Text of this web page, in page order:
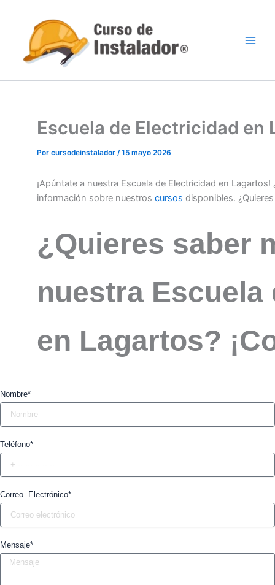
contenido
Escuela de Electricidad en
Por cursodeinstalador /15 mayo 2026
¡Apúntate a nuestra Escuela de Electricidad en
información sobre nuestros cursos disponibles.
¿Quieres saber
nuestra
en Lagartos?
Nombre*
Teléfono*
Correo Electrónico*
Mensaje*